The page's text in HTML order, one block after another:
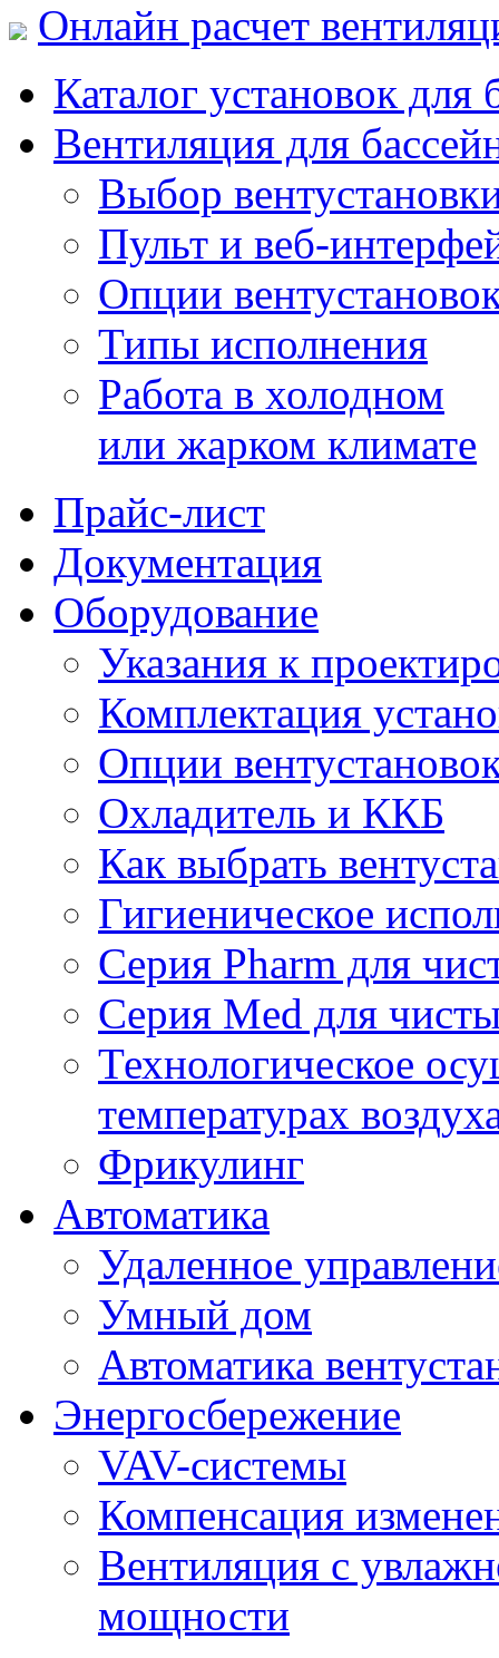
Онлайн расчет
Каталог установок для
Вентиляция для
Выбор
Пульт и веб-
Опции
Типы исполнения
Работа в холодном
или жарком климате
Прайс-лист
Документация
Оборудование
Указания к
Комплектация
Опции
Охладитель и ККБ
Как выбрать
Гигиеническое
Серия Pharm для
Серия Med для
Технологическое
температурах
Фрикулинг
Автоматика
Удаленное
Умный дом
Автоматика
Энергосбережение
VAV-системы
Компенсация
Вентиляция с
мощности